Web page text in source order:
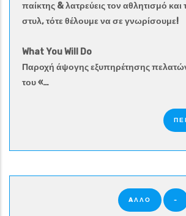
παίκτης & λατρεύεις τον αθλητισμό
στυλ, τότε θέλουμε να σε γνωρίσουμε!
What You Will Do
Παροχή άψογης εξυπηρέτησης
του «…
AΛΛΟ -